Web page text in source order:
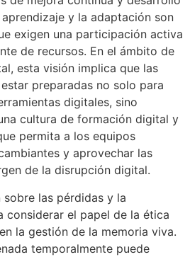
y la adaptación son
exigen una participación activa
de recursos. En el ámbito de
esta visión implica que las
preparadas no solo para
digitales, sino
cultura de formación digital y
permita a los equipos
y aprovechar las
de la disrupción digital.
las pérdidas y la
considerar el papel de la ética
la gestión de la memoria viva.
temporalmente puede